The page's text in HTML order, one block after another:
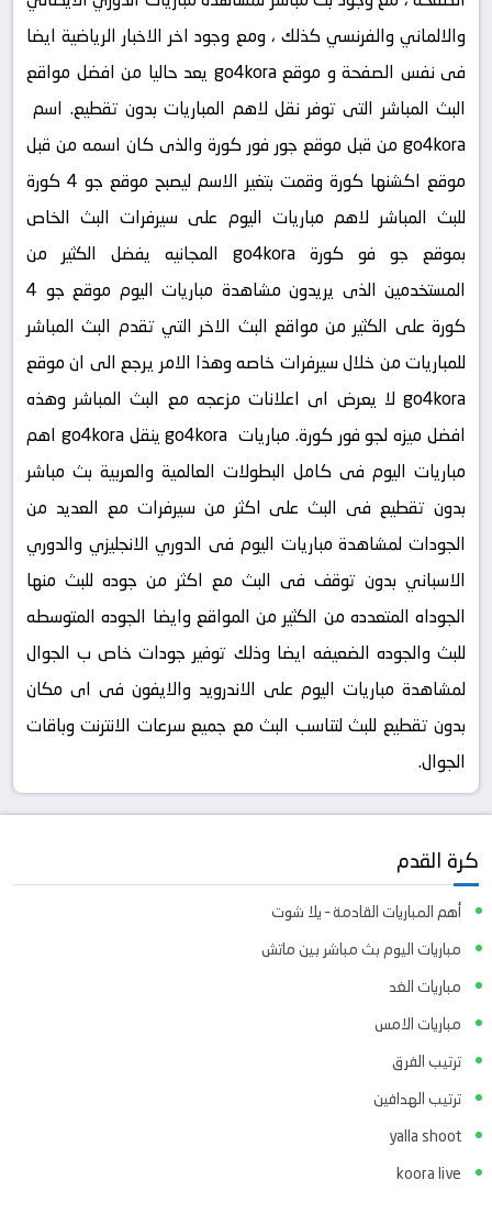
والالماني والفرنسي كذلك ، ومع وجود اخر الاخبار الرياضية ايضا
فى نفس الصفحة و موقع go4kora يعد حاليا من افضل مواقع
البث المباشر التى توفر نقل لاهم المباريات بدون تقطيع. اسم
go4kora من قبل موقع جور فور كورة والذى كان اسمه من قبل
موقع اكشنها كورة وقمت بتغير الاسم ليصبح موقع جو 4 كورة
للبث المباشر لاهم مباريات اليوم على سيرفرات البث الخاص
بموقع جو فو كورة go4kora المجانيه يفضل الكثير من
المستخدمين الذى يريدون مشاهدة مباريات اليوم موقع جو 4
كورة على الكثير من مواقع البث الاخر التي تقدم البث المباشر
للمباريات من خلال سيرفرات خاصه وهذا الامر يرجع الى ان موقع
go4kora لا يعرض اى اعلانات مزعجه مع البث المباشر وهذه
افضل ميزه لجو فور كورة. مباريات go4kora ينقل go4kora اهم
مباريات اليوم فى كامل البطولات العالمية والعربية بث مباشر
بدون تقطيع فى البث على اكثر من سيرفرات مع العديد من
الجودات لمشاهدة مباريات اليوم فى الدوري الانجليزي والدوري
الاسباني بدون توقف فى البث مع اكثر من جوده للبث منها
الجوداه المتعدده من الكثير من المواقع وايضا الجوده المتوسطه
للبث والجوده الضعيفه ايضا وذلك توفير جودات خاص ب الجوال
لمشاهدة مباريات اليوم على الاندرويد والايفون فى اى مكان
بدون تقطيع للبث لتناسب البث مع جميع سرعات الانترنت وباقات
الجوال.
كرة القدم
أهم المباريات القادمة – يلا شوت
مباريات اليوم بث مباشر بين ماتش
مباريات الغد
مباريات الامس
ترتيب الفرق
ترتيب الهدافين
yalla shoot
koora live